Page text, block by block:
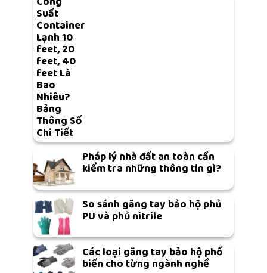
Suất
Container
Lạnh 10
feet, 20
feet, 40
feet Là
Bao
Nhiêu?
Bảng
Thông Số
Chi Tiết
Pháp lý nhà đất an toàn cần
kiểm tra những thông tin gì?
So sánh găng tay bảo hộ phủ
PU và phủ nitrile
Các loại găng tay bảo hộ phổ
biến cho từng ngành nghề